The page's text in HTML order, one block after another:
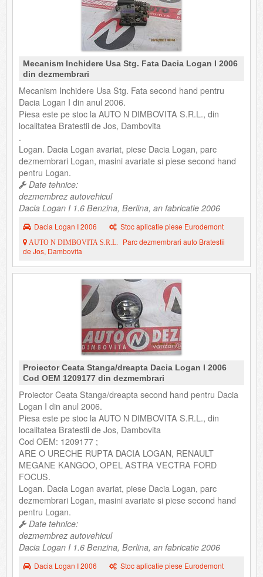
Mecanism Inchidere Usa Stg. Fata Dacia Logan I 2006
din dezmembrari
Mecanism Inchidere Usa Stg. Fata second hand pentru
Dacia Logan I din anul 2006.
Piesa este pe stoc la AUTO N DIMBOVITA S.R.L., din
localitatea Bratestii de Jos, Dambovita
.
Logan. Dacia Logan avariat, piese Dacia Logan, parc
dezmembrari Logan, masini avariate si piese second hand
pentru Logan.
Date tehnice:
dezmembrez autovehicul
Dacia Logan I 1.6 Benzina, Berlina, an fabricatie 2006
Dacia Logan I 2006 Stoc aplicatie piese Eurodemont
AUTO N DIMBOVITA S.R.L.
Parc dezmembrari auto Bratestii
de Jos, Dambovita
Proiector Ceata Stanga/dreapta Dacia Logan I 2006
Cod OEM 1209177 din dezmembrari
Proiector Ceata Stanga/dreapta second hand pentru Dacia
Logan I din anul 2006.
Piesa este pe stoc la AUTO N DIMBOVITA S.R.L., din
localitatea Bratestii de Jos, Dambovita
Cod OEM: 1209177 ;
ARE O URECHE RUPTA DACIA LOGAN, RENAULT
MEGANE KANGOO, OPEL ASTRA VECTRA FORD
FOCUS.
Logan. Dacia Logan avariat, piese Dacia Logan, parc
dezmembrari Logan, masini avariate si piese second hand
pentru Logan.
Date tehnice:
dezmembrez autovehicul
Dacia Logan I 1.6 Benzina, Berlina, an fabricatie 2006
Dacia Logan I 2006
Stoc aplicatie piese Eurodemont